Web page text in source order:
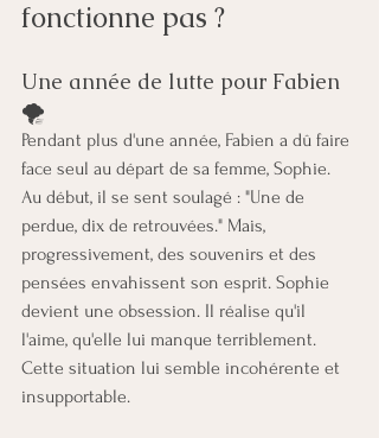
fonctionne pas ?
Une année de lutte pour Fabien
🌪️
Pendant plus d'une année, Fabien a dû faire
face seul au départ de sa femme, Sophie.
Au début, il se sent soulagé : "Une de
perdue, dix de retrouvées." Mais,
progressivement, des souvenirs et des
pensées envahissent son esprit. Sophie
devient une obsession. Il réalise qu'il
l'aime, qu'elle lui manque terriblement.
Cette situation lui semble incohérente et
insupportable.